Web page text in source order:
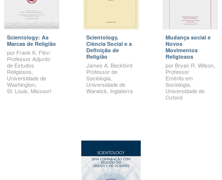
Scientology: As
Marcas de Religião
por Frank K. Flinn
Professor Adjunto
de Estudos
Religiosos,
Universidade de
Washington,
St. Louis, Missouri
Scientology,
Ciência Social e a
Definição de
Religião
James A. Beckford
Professor de
Sociologia,
Universidade de
Warwick, Inglaterra
Mudança social e
Novos
Movimentos
Religiosos
por Bryan R. Wilson,
Professor
Emérito em
Sociologia,
Universidade de
Oxford